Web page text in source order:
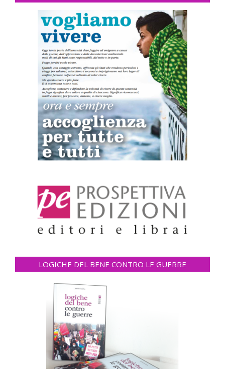
LOGICHE DEL BENE CONTRO LE GUERRE